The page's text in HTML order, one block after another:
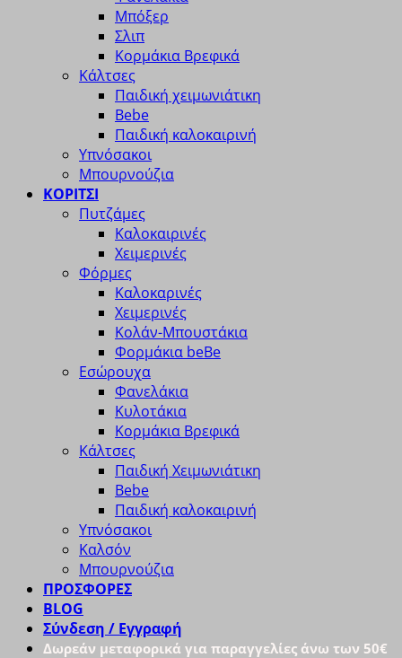
Μπόξερ
Σλιπ
Κορμάκια Βρεφικά
Κάλτσες
Παιδική χειμωνιάτικη
Bebe
Παιδική καλοκαιρινή
Υπνόσακοι
Μπουρνούζια
ΚΟΡΙΤΣΙ
Πυτζάμες
Καλοκαιρινές
Χειμερινές
Φόρμες
Καλοκαρινές
Χειμερινές
Κολάν-Μπουστάκια
Φορμάκια beBe
Εσώρουχα
Φανελάκια
Κυλοτάκια
Κορμάκια Βρεφικά
Κάλτσες
Παιδική Χειμωνιάτικη
Bebe
Παιδική καλοκαιρινή
Υπνόσακοι
Καλσόν
Μπουρνούζια
ΠΡΟΣΦΟΡΕΣ
BLOG
Σύνδεση / Εγγραφή
Δωρεάν μεταφορικά για παραγγελίες άνω των 50€